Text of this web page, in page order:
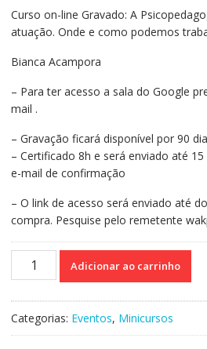
original
era:
atual
é:
Curso on-line Gravado: A
atuação. Onde e como podemos
Bianca Acampora
– Para ter acesso a sala do Google
mail .
– Gravação ficará disponível por 90
– Certificado 8h e será enviado até
e-mail de confirmação
– O link de acesso será enviado até
compra. Pesquise pelo remetente
Curso
161:
Adicionar ao carrinho
Categorias: Eventos, Minicursos